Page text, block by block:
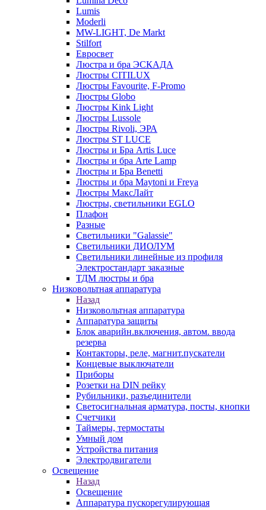
Lumis
Moderli
MW-LIGHT, De Markt
Stilfort
Евросвет
Люстра и бра ЭСКАДА
Люстры CITILUX
Люстры Favourite, F-Promo
Люстры Globo
Люстры Kink Light
Люстры Lussole
Люстры Rivoli, ЭРА
Люстры ST LUCE
Люстры и Бра Artis Luce
Люстры и бра Arte Lamp
Люстры и Бра Benetti
Люстры и бра Maytoni и Freya
Люстры МаксЛайт
Люстры, светильники EGLO
Плафон
Разные
Светильники "Galassie"
Светильники ДИОЛУМ
Светильники линейные из профиля
Электростандарт заказные
ТДМ люстры и бра
Низковольтная аппаратура
Назад
Низковольтная аппаратура
Аппаратура защиты
Блок аварийн.включения, автом. ввода
резерва
Контакторы, реле, магнит.пускатели
Концевые выключатели
Приборы
Розетки на DIN рейку
Рубильники, разъединители
Светосигнальная арматура, посты, кнопки
Счетчики
Таймеры, термостаты
Умный дом
Устройства питания
Электродвигатели
Освещение
Назад
Освещение
Аппаратура пускорегулирующая